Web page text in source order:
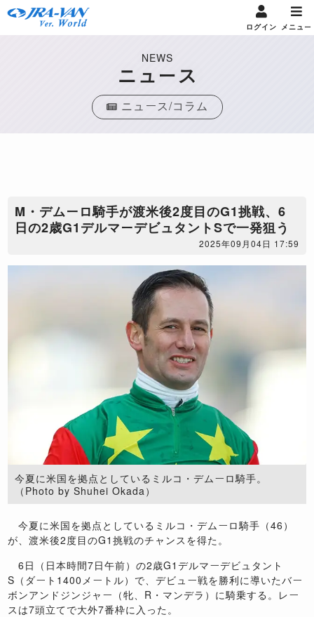
ログイン メニュー
NEWS
ニュース
ニュース/コラム
M・デムーロ騎手が渡米後2度目のG1挑戦、6
日の2歳G1デルマーデビュタントSで一発狙う
2025年09月04日 17:59
今夏に米国を拠点としているミルコ・デムーロ騎手。
（Photo by Shuhei Okada）
今夏に米国を拠点としているミルコ・デムーロ騎手（46）
が、渡米後2度目のG1挑戦のチャンスを得た。
6日（日本時間7日午前）の2歳G1デルマーデビュタント
S（ダート1400メートル）で、デビュー戦を勝利に導いたバー
ボンアンドジンジャー（牝、R・マンデラ）に騎乗する。レー
スは7頭立てで大外7番枠に入った。